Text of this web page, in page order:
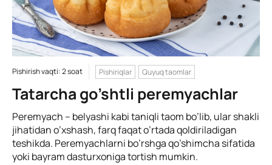
Pishirish vaqti: 2 soat Pishiriqlar Quyuq taomlar
Tatarcha go’shtli peremyachlar
Peremyach – belyashi kabi taniqli taom bo’lib, ular shakli
jihatidan o’xshash, farq faqat o’rtada qoldiriladigan
teshikda. Peremyachlarni bo’rshga qo’shimcha sifatida
yoki bayram dasturxoniga tortish mumkin.